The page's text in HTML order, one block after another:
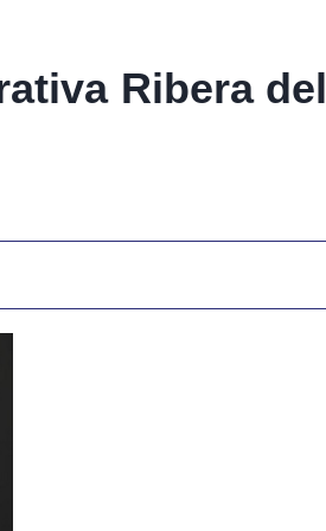
Ribera del